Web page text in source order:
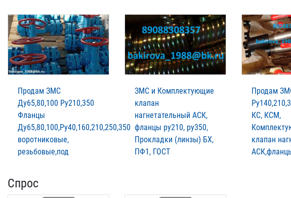
Продам ЗМС
Ду65,80,100 Ру210,350
Фланцы
Ду65,80,100,Ру40,160,210,250,350
воротниковые,
резьбовые,под
ЗМС и Комплектующие
клапан
нагнетательный АСК,
фланцы ру210, ру350,
Прокладки (линзы) БХ,
ПФ1, ГОСТ
Продам
КС, КСМ,
клапан
Спрос